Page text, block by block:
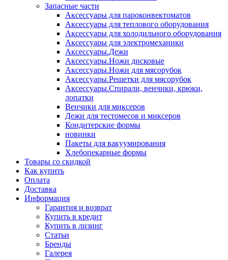
Запасные части
Аксессуары для пароконвектоматов
Аксессуары для теплового оборудования
Аксессуары для холодильного оборудования
Аксессуары для электромеханики
Аксессуары.Дежи
Аксессуары.Ножи дисковые
Аксессуары.Ножи для мясорубок
Аксессуары.Решетки для мясорубок
Аксессуары.Спирали, венчики, крюки,
лопатки
Венчики для миксеров
Дежи для тестомесов и миксеров
Кондитерские формы
новинки
Пакеты для вакуумирования
Хлебопекарные формы
Товары со скидкой
Как купить
Оплата
Доставка
Информация
Гарантия и возврат
Купить в кредит
Купить в лизинг
Статьи
Бренды
Галерея